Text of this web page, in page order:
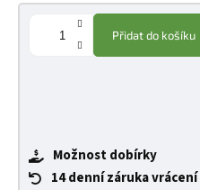
Přidat do košíku
Možnost dobírky
14 denní záruka